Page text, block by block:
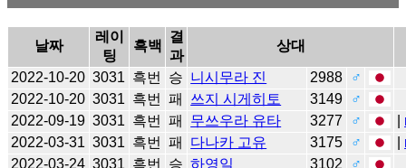
날짜
레이
팅
흑백
결
과
상대
2022-10-20 3031 흑번 승 니시무라 진 2988
♂
2022-10-20 3031 흑번 패 쓰지 시게히토 3149
♂
2022-09-19 3031 흑번 패 무쓰우라 유타 3277 ♂
2022-03-31 3031 흑번 패 다나카 고유 3175 ♂
2022-03-24 3031 흑번 승 하영일 3102
♂